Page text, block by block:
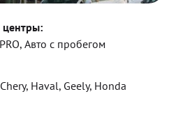
Авто с пробегом
Haval, Geely, Honda